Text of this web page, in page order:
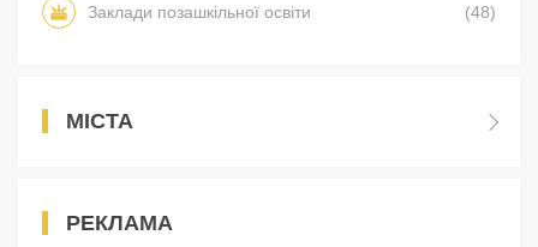
Заклади позашкільної освіти (48)
МІСТА
РЕКЛАМА